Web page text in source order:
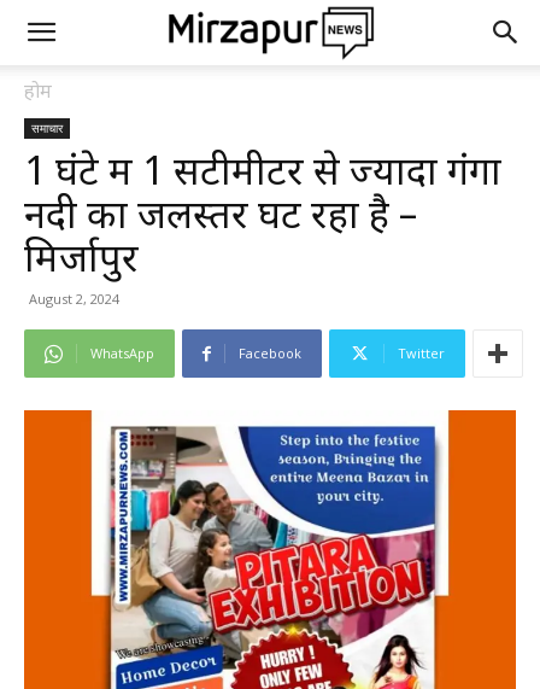
होम
समाचार
1 घंटे में 1 सेंटीमीटर से ज्यादा गंगा
नदी का जलस्तर घट रहा है –
मिर्जापुर
August 2, 2024
WhatsApp Facebook Twitter